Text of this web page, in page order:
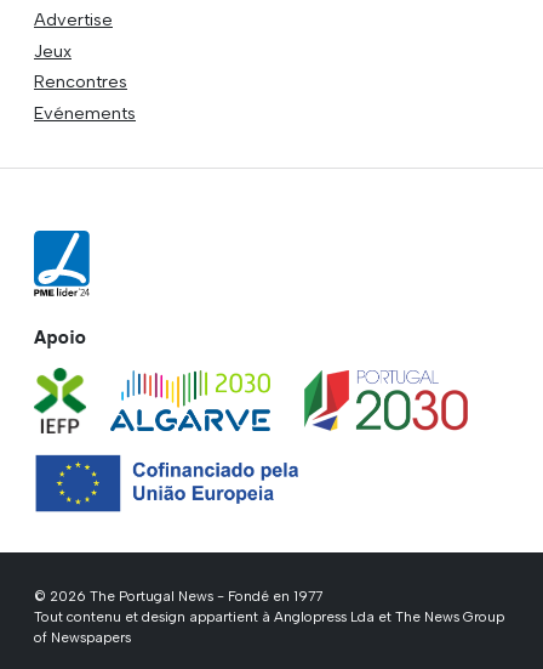
Advertise
Jeux
Rencontres
Evénements
Apoio
© 2026 The Portugal News - Fondé en 1977
Tout contenu et design appartient à Anglopress Lda et The News Group
of Newspapers